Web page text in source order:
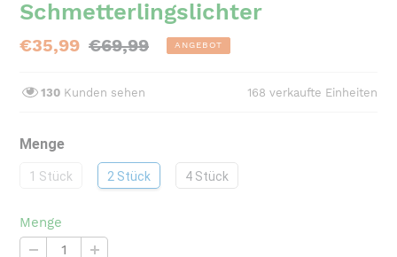
Schmetterlingslichter
Sonderpreis
€35,99 Normaler
€69,99 ANGEBOT
130 Kunden sehen 168 verkaufte Einheiten
Menge
1 Stück 2 Stück 4 Stück
Menge